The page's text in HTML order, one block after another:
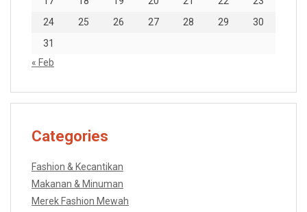
24
25 26 27 28 29
30
31
« Feb
Categories
Fashion & Kecantikan
Makanan & Minuman
Merek Fashion Mewah